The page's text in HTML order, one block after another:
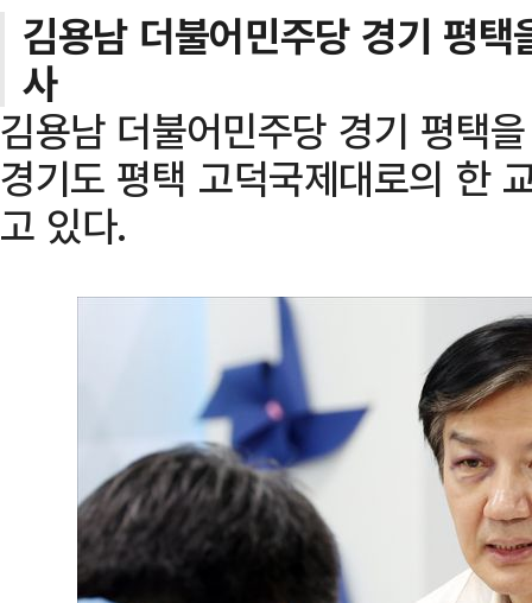
김용남 더불어민주당 경기 평
사
김용남 더불어민주당 경기 평택
경기도 평택 고덕국제대로의 한
고 있다.